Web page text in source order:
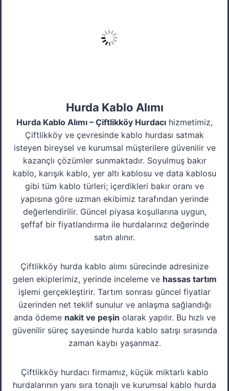
Hurda Kablo Alımı
Hurda Kablo Alımı – Çiftlikköy Hurdacı hizmetimiz,
Çiftlikköy ve çevresinde kablo hurdası satmak
isteyen bireysel ve kurumsal müşterilere güvenilir ve
kazançlı çözümler sunmaktadır. Soyulmuş bakır
kablo, karışık kablo, yer altı kablosu ve data kablosu
gibi tüm kablo türleri; içerdikleri bakır oranı ve
yapısına göre uzman ekibimiz tarafından yerinde
değerlendirilir. Güncel piyasa koşullarına uygun,
şeffaf bir fiyatlandırma ile hurdalarınız değerinde
satın alınır.
Çiftlikköy hurda kablo alımı sürecinde adresinize
gelen ekiplerimiz, yerinde inceleme ve hassas tartım
işlemi gerçekleştirir. Tartım sonrası güncel fiyatlar
üzerinden net teklif sunulur ve anlaşma sağlandığı
anda ödeme nakit ve peşin olarak yapılır. Bu hızlı ve
güvenilir süreç sayesinde hurda kablo satışı sırasında
zaman kaybı yaşanmaz.
Çiftlikköy hurdacı firmamız, küçük miktarlı kablo
hurdalarının yanı sıra tonajlı ve kurumsal kablo hurda